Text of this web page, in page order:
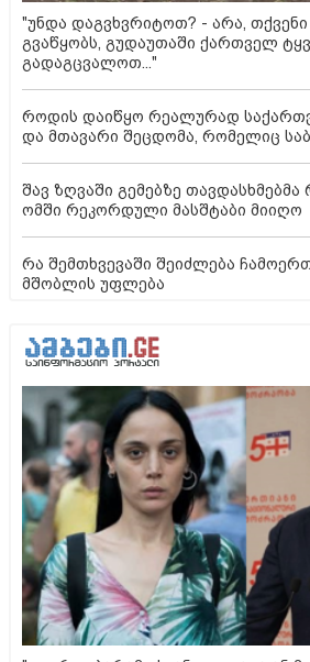
"უნდა დაგვხვრიტოთ? - არა,
გვაწყობს, გუდაუთაში ქართველ
გადაგცვალოთ..."
როდის დაიწყო რეალურად
და მთავარი შეცდომა, რომელიც
შავ ზღვაში გემებზე თავდასხმებმა
ომში რეკორდული მასშტაბი მიიღო
რა შემთხვევაში შეიძლება
მშობლის უფლება